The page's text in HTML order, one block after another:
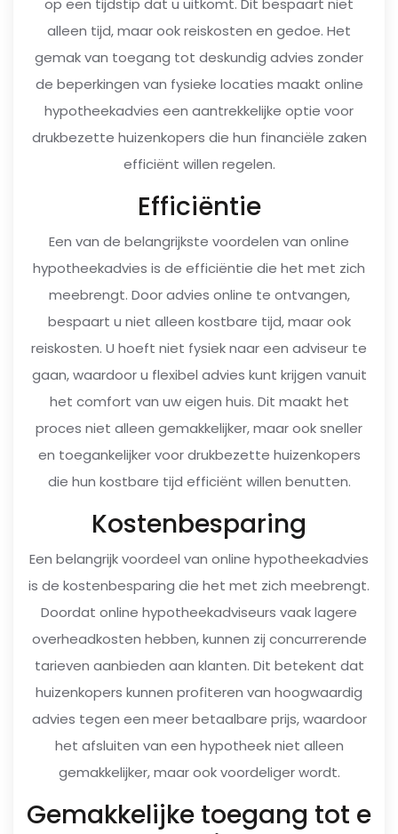
op een tijdstip dat u uitkomt. Dit bespaart niet
alleen tijd, maar ook reiskosten en gedoe. Het
gemak van toegang tot deskundig advies zonder
de beperkingen van fysieke locaties maakt online
hypotheekadvies een aantrekkelijke optie voor
drukbezette huizenkopers die hun financiële zaken
efficiënt willen regelen.
Efficiëntie
Een van de belangrijkste voordelen van online
hypotheekadvies is de efficiëntie die het met zich
meebrengt. Door advies online te ontvangen,
bespaart u niet alleen kostbare tijd, maar ook
reiskosten. U hoeft niet fysiek naar een adviseur te
gaan, waardoor u flexibel advies kunt krijgen vanuit
het comfort van uw eigen huis. Dit maakt het
proces niet alleen gemakkelijker, maar ook sneller
en toegankelijker voor drukbezette huizenkopers
die hun kostbare tijd efficiënt willen benutten.
Kostenbesparing
Een belangrijk voordeel van online hypotheekadvies
is de kostenbesparing die het met zich meebrengt.
Doordat online hypotheekadviseurs vaak lagere
overheadkosten hebben, kunnen zij concurrerende
tarieven aanbieden aan klanten. Dit betekent dat
huizenkopers kunnen profiteren van hoogwaardig
advies tegen een meer betaalbare prijs, waardoor
het afsluiten van een hypotheek niet alleen
gemakkelijker, maar ook voordeliger wordt.
Gemakkelijke toegang tot e